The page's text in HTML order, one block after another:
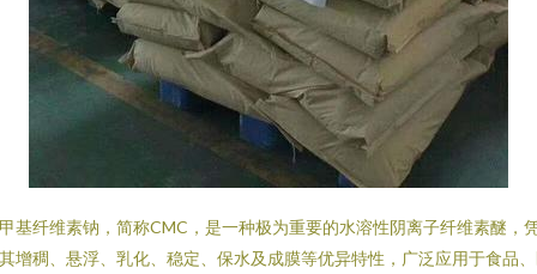
基纤维素钠，简称CMC，是一种极为重要的水溶性阴离子纤维素醚，
增稠、悬浮、乳化、稳定、保水及成膜等优异特性，广泛应用于食品